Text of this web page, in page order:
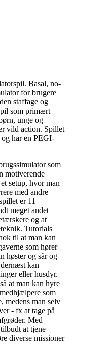
Basal, no-
for brugere
staffage og
som primært
unge og
vild action. Spillet
har en PEGI-
som
motiverende
setup, hvor man
med andre
er 11
meget andet
og at
Tutorials
til at man kan
som hører
høster og sår og
kan
eller husdyr.
at man kan hyre
som
medens man selv
- fx at tage på
Med
at tjene
diverse missioner